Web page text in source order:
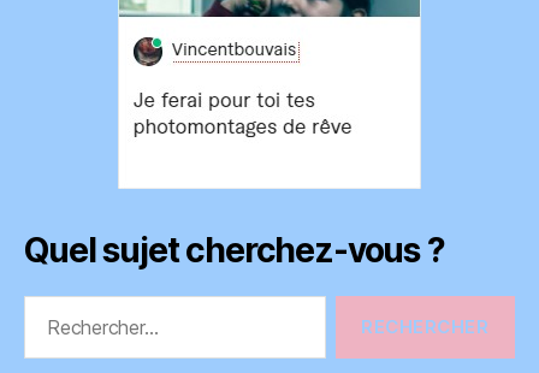
Quel sujet cherchez-vous ?